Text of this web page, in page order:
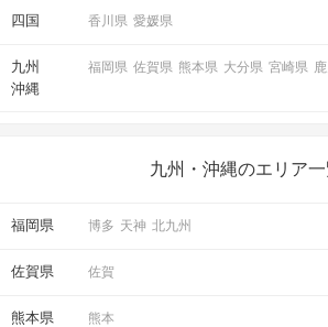
パーティー終了後に進展があるかも♡
四国 香川県 愛媛県
九州
沖縄
福岡県 佐賀県 熊本県 大分県 宮崎県
九州・沖縄のエリア一
福岡県 博多 天神 北九州
佐賀県 佐賀
熊本県 熊本